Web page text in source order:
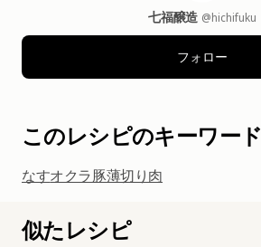
七福醸造 @hichifuku
フォロー
このレシピのキーワード
なすオクラ豚薄切り肉
似たレシピ